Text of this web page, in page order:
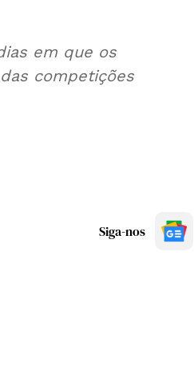
em que os
competições
Siga-nos